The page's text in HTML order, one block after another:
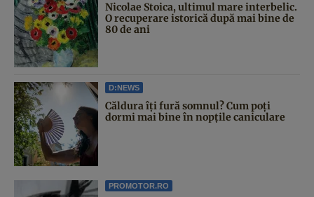
Nicolae Stoica, ultimul mare interbelic.
O recuperare istorică după mai bine de
80 de ani
D:NEWS
Căldura îți fură somnul? Cum poți
dormi mai bine în nopțile caniculare
PROMOTOR.RO